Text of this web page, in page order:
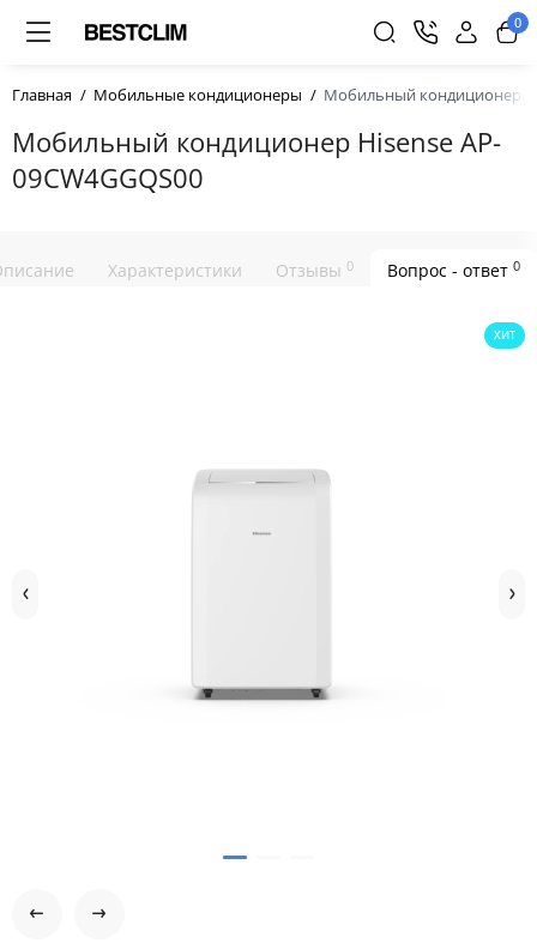
0
Главная Мобильные кондиционеры Мобильный кондиционер
Мобильный кондиционер Hisense AP-
09CW4GGQS00
Характеристики Отзывы 0 Вопрос - ответ 0
ХИТ